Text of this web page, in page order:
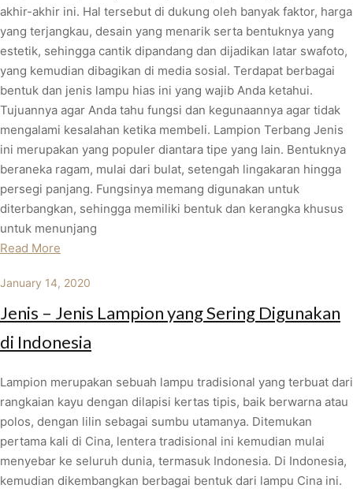
akhir-akhir ini. Hal tersebut di dukung oleh banyak faktor, harga
yang terjangkau, desain yang menarik serta bentuknya yang
estetik, sehingga cantik dipandang dan dijadikan latar swafoto,
yang kemudian dibagikan di media sosial. Terdapat berbagai
bentuk dan jenis lampu hias ini yang wajib Anda ketahui.
Tujuannya agar Anda tahu fungsi dan kegunaannya agar tidak
mengalami kesalahan ketika membeli. Lampion Terbang Jenis
ini merupakan yang populer diantara tipe yang lain. Bentuknya
beraneka ragam, mulai dari bulat, setengah lingakaran hingga
persegi panjang. Fungsinya memang digunakan untuk
diterbangkan, sehingga memiliki bentuk dan kerangka khusus
untuk menunjang
Read More
January 14, 2020
Jenis – Jenis Lampion yang Sering Digunakan
di Indonesia
Lampion merupakan sebuah lampu tradisional yang terbuat dari
rangkaian kayu dengan dilapisi kertas tipis, baik berwarna atau
polos, dengan lilin sebagai sumbu utamanya. Ditemukan
pertama kali di Cina, lentera tradisional ini kemudian mulai
menyebar ke seluruh dunia, termasuk Indonesia. Di Indonesia,
kemudian dikembangkan berbagai bentuk dari lampu Cina ini.